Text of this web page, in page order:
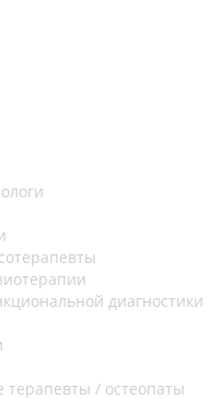
диагностики
/ остеопаты